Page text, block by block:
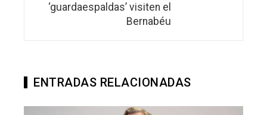
‘guardaespaldas’ visiten el
Bernabéu
ENTRADAS RELACIONADAS